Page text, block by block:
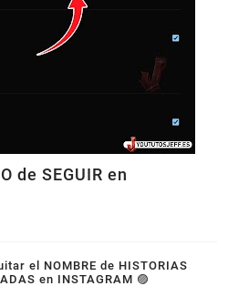
de SEGUIR en
el NOMBRE de HISTORIAS
en INSTAGRAM 🟣